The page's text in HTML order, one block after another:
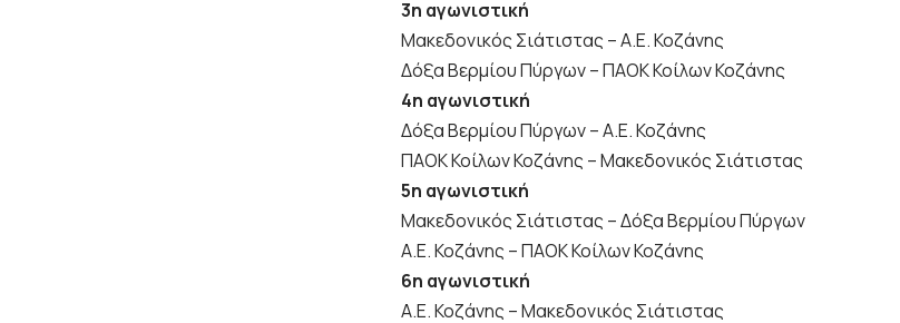
3η αγωνιστική
Μακεδονικός Σιάτιστας – Α.Ε. Κοζάνης
Δόξα Βερμίου Πύργων – ΠΑΟΚ Κοίλων Κοζάνης
4η αγωνιστική
Δόξα Βερμίου Πύργων – Α.Ε. Κοζάνης
ΠΑΟΚ Κοίλων Κοζάνης – Μακεδονικός Σιάτιστας
5η αγωνιστική
Μακεδονικός Σιάτιστας – Δόξα Βερμίου Πύργων
Α.Ε. Κοζάνης – ΠΑΟΚ Κοίλων Κοζάνης
6η αγωνιστική
Α.Ε. Κοζάνης – Μακεδονικός Σιάτιστας